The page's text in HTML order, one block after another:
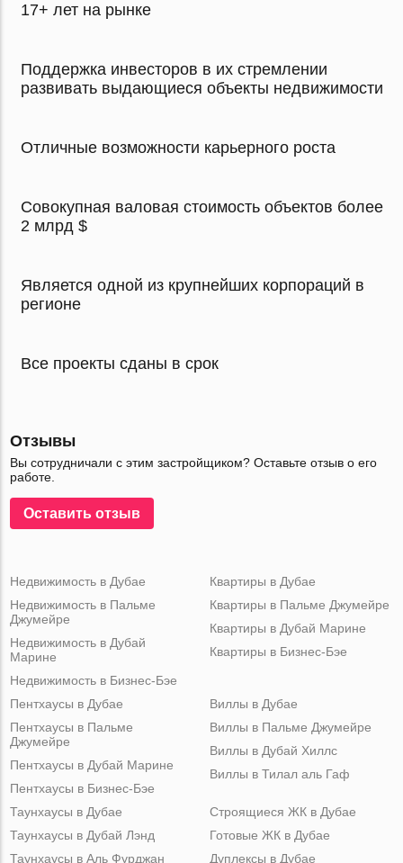
17+ лет на рынке
Поддержка инвесторов в их стремлении
развивать выдающиеся объекты недвижимости
Отличные возможности карьерного роста
Совокупная валовая стоимость объектов более
2 млрд $
Является одной из крупнейших корпораций в
регионе
Все проекты сданы в срок
Отзывы
Вы сотрудничали с этим застройщиком? Оставьте отзыв о его
работе.
Оставить отзыв
Недвижимость в Дубае
Недвижимость в Пальме
Джумейре
Недвижимость в Дубай
Марине
Недвижимость в Бизнес-Бэе
Квартиры в Дубае
Квартиры в Пальме Джумейре
Квартиры в Дубай Марине
Квартиры в Бизнес-Бэе
Пентхаусы в Дубае
Пентхаусы в Пальме
Джумейре
Пентхаусы в Дубай Марине
Пентхаусы в Бизнес-Бэе
Виллы в Дубае
Виллы в Пальме Джумейре
Виллы в Дубай Хиллс
Виллы в Тилал аль Гаф
Таунхаусы в Дубае
Таунхаусы в Дубай Лэнд
Таунхаусы в Аль Фурджан
Строящиеся ЖК в Дубае
Готовые ЖК в Дубае
Дуплексы в Дубае